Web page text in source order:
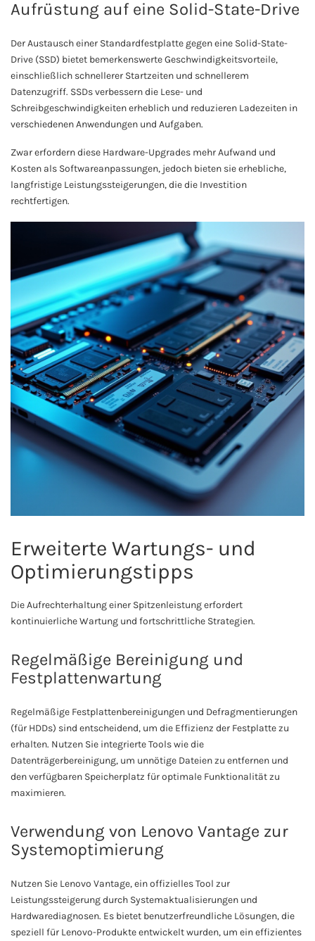
Aufrüstung auf eine Solid-State-Drive
Der Austausch einer Standardfestplatte gegen eine Solid-State-
Drive (SSD) bietet bemerkenswerte Geschwindigkeitsvorteile,
einschließlich schnellerer Startzeiten und schnellerem
Datenzugriff. SSDs verbessern die Lese- und
Schreibgeschwindigkeiten erheblich und reduzieren Ladezeiten in
verschiedenen Anwendungen und Aufgaben.
Zwar erfordern diese Hardware-Upgrades mehr Aufwand und
Kosten als Softwareanpassungen, jedoch bieten sie erhebliche,
langfristige Leistungssteigerungen, die die Investition
rechtfertigen.
Erweiterte Wartungs- und
Optimierungstipps
Die Aufrechterhaltung einer Spitzenleistung erfordert
kontinuierliche Wartung und fortschrittliche Strategien.
Regelmäßige Bereinigung und
Festplattenwartung
Regelmäßige Festplattenbereinigungen und Defragmentierungen
(für HDDs) sind entscheidend, um die Effizienz der Festplatte zu
erhalten. Nutzen Sie integrierte Tools wie die
Datenträgerbereinigung, um unnötige Dateien zu entfernen und
den verfügbaren Speicherplatz für optimale Funktionalität zu
maximieren.
Verwendung von Lenovo Vantage zur
Systemoptimierung
Nutzen Sie Lenovo Vantage, ein offizielles Tool zur
Leistungssteigerung durch Systemaktualisierungen und
Hardwarediagnosen. Es bietet benutzerfreundliche Lösungen, die
speziell für Lenovo-Produkte entwickelt wurden, um ein effizientes